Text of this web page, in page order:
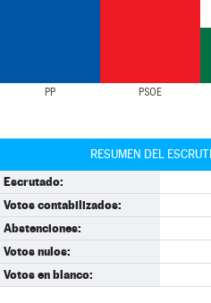
PP PSOE
RESUMEN DEL
Escrutado:
Votos contabilizados:
Abstenciones:
Votos nulos:
Votos en blanco: